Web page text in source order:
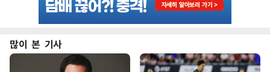
많이 본 기사